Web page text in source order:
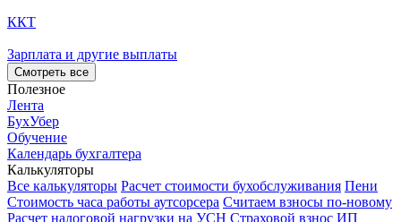
ККТ
Зарплата и другие выплаты
Смотреть все
Полезное
Лента
БухУбер
Обучение
Календарь бухгалтера
Калькуляторы
Все калькуляторы Расчет стоимости бухобслуживания Пени
Стоимость часа работы аутсорсера Считаем взносы по-новому
Расчет налоговой нагрузки на УСН Страховой взнос ИП